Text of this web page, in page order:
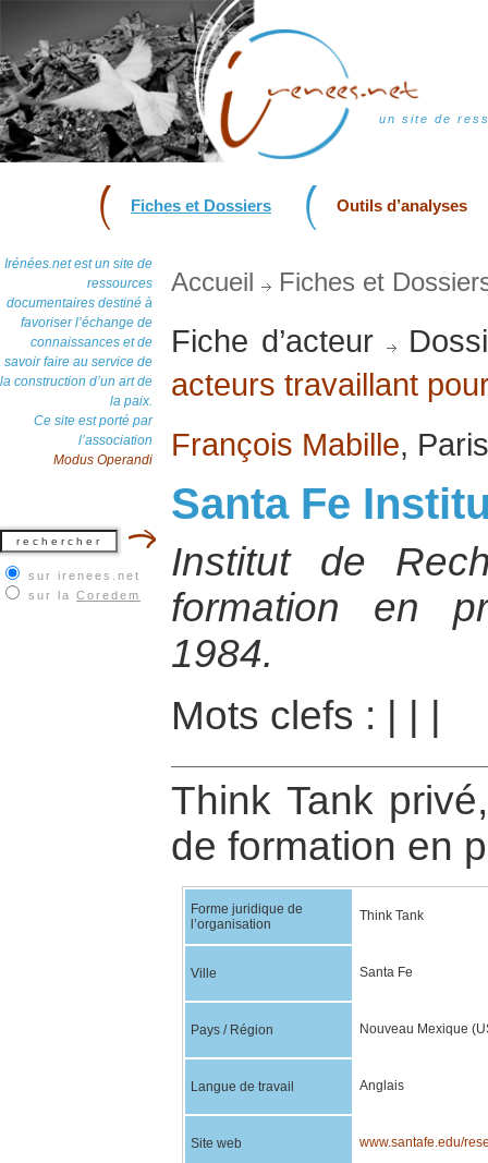
un site de
Fiches et Dossiers Outils d’analyses
Irénées.net est un site de
ressources
documentaires destiné à
favoriser l’échange de
connaissances et de
savoir faire au service de
la construction d’un art de
la paix.
Ce site est porté par
l’association
Modus Operandi
sur irenees.net
sur la Coredem
Accueil Fiches et
Fiche d’acteur
acteurs travaillant
François Mabille,
Santa Fe
Institut de
formation en
1984.
Mots clefs :
Think Tank
de formation en
Forme juridique de
l’organisation
Think Tank
Ville Santa Fe
Pays / Région Nouveau Mexique
Langue de travail Anglais
Site web www.santafe.edu/